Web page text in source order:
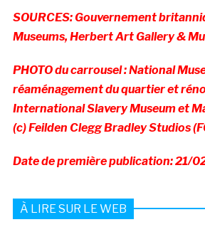
SOURCES: Gouvernement
Museums, Herbert Art Gallery &
PHOTO du carrousel : National
réaménagement du quartier et
International Slavery Museum et
(c) Feilden Clegg Bradley Studios
Date de première publication: 21/
À LIRE SUR LE WEB